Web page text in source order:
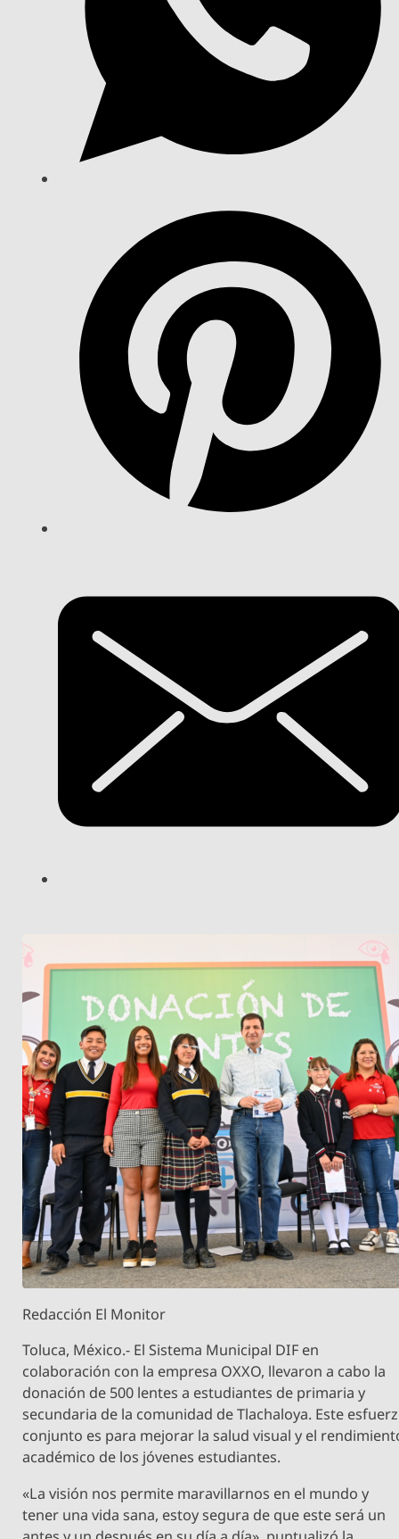
Redacción El Monitor
Toluca, México.- El Sistema Municipal DIF en
colaboración con la empresa OXXO, llevaron a cabo la
donación de 500 lentes a estudiantes de primaria y
secundaria de la comunidad de Tlachaloya. Este
conjunto es para mejorar la salud visual y el
académico de los jóvenes estudiantes.
«La visión nos permite maravillarnos en el mundo y
tener una vida sana, estoy segura de que este será un